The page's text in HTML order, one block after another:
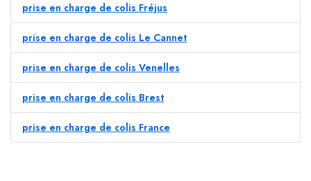
prise en charge de colis Fréjus
prise en charge de colis Le Cannet
prise en charge de colis Venelles
prise en charge de colis Brest
prise en charge de colis France